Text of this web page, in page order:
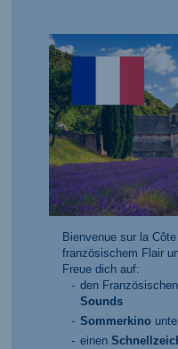
Bienvenue sur la
französischem Flair
Freue dich auf:
den Französischen
Sounds
Sommerkino
einen